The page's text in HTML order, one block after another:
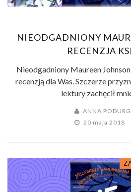
NIEODGADNIONY
RECENZJA
Nieodgadniony Maureen
recenzją dla Was. Szczerze
lektury zachęcił
ANNA
20 maja 2018